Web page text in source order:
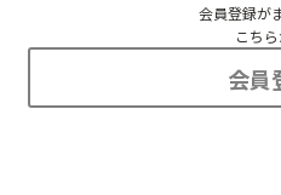
会員登録が
こち
会員